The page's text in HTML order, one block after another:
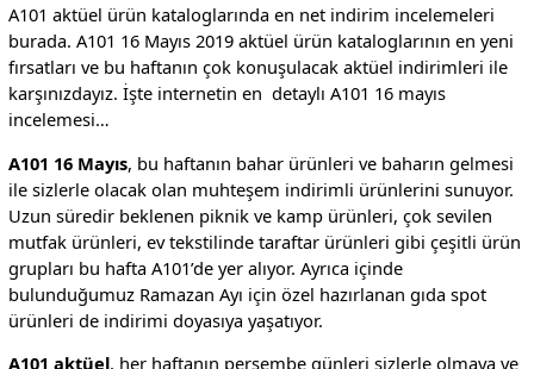
A101 aktüel ürün kataloglarında en net indirim incelemeleri
burada. A101 16 Mayıs 2019 aktüel ürün kataloglarının en yeni
fırsatları ve bu haftanın çok konuşulacak aktüel indirimleri ile
karşınızdayız. İşte internetin en detaylı A101 16 mayıs
incelemesi…
A101 16 Mayıs, bu haftanın bahar ürünleri ve baharın gelmesi
ile sizlerle olacak olan muhteşem indirimli ürünlerini sunuyor.
Uzun süredir beklenen piknik ve kamp ürünleri, çok sevilen
mutfak ürünleri, ev tekstilinde taraftar ürünleri gibi çeşitli ürün
grupları bu hafta A101’de yer alıyor. Ayrıca içinde
bulunduğumuz Ramazan Ayı için özel hazırlanan gıda spot
ürünleri de indirimi doyasıya yaşatıyor.
A101 aktüel, her haftanın perşembe günleri sizlerle olmaya ve